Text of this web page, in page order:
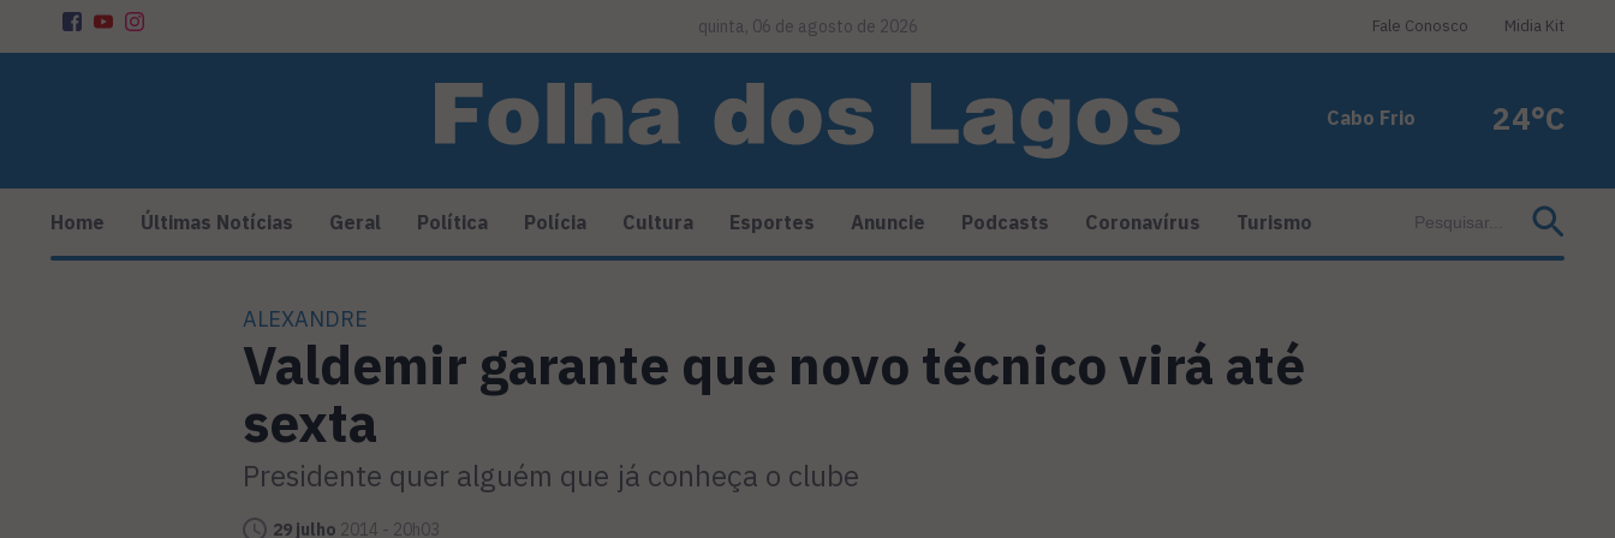
quinta, 06 de agosto de 2026 Fale Conosco Midia Kit
Cabo Frio 24°C
Home Últimas Notícias Geral Política Polícia Cultura Esportes Anuncie Podcasts Coronavírus Turismo
ALEXANDRE
Valdemir garante que novo técnico virá até
sexta
Presidente quer alguém que já conheça o clube
29 julho 2014 - 20h03